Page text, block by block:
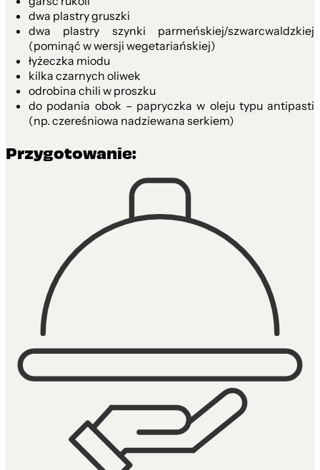
dwa plastry gruszki
dwa plastry szynki parmeńskiej/szwarcwaldzkiej
(pominąć w wersji wegetariańskiej)
łyżeczka miodu
kilka czarnych oliwek
odrobina chili w proszku
do podania obok – papryczka w oleju typu antipasti
(np. czereśniowa nadziewana serkiem)
Przygotowanie: